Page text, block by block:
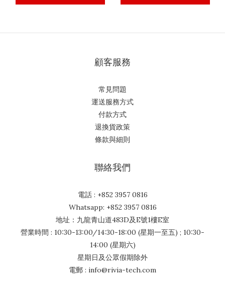
顧客服務
常見問題
運送服務方式
付款方式
退換貨政策
條款與細則
聯絡我們
電話 : +852 3957 0816
Whatsapp: +852 3957 0816
地址：九龍青山道483D及E號1樓E室
營業時間 : 10:30-13:00/14:30-18:00 (星期一至五) ; 10:30-
14:00 (星期六)
星期日及公眾假期除外
電郵 : info@rivia-tech.com